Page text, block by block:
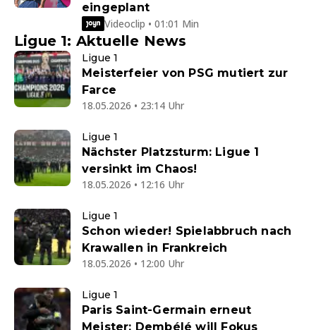
eingeplant
Videoclip • 01:01 Min
Ligue 1: Aktuelle News
Ligue 1
Meisterfeier von PSG mutiert zur
Farce
18.05.2026 • 23:14 Uhr
Ligue 1
Nächster Platzsturm: Ligue 1
versinkt im Chaos!
18.05.2026 • 12:16 Uhr
Ligue 1
Schon wieder! Spielabbruch nach
Krawallen in Frankreich
18.05.2026 • 12:00 Uhr
Ligue 1
Paris Saint-Germain erneut
Meister: Dembélé will Fokus